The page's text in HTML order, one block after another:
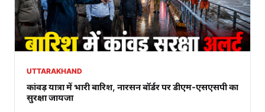
UTTARAKHAND
कांवड़ यात्रा में भारी बारिश, नारसन बॉर्डर पर डीएम-एसएसपी का
सुरक्षा जायजा